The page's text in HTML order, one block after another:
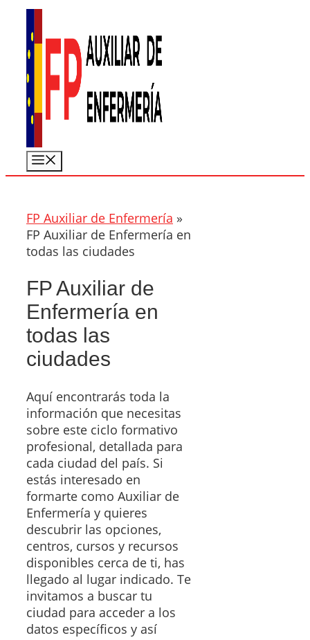
Saltar
contenido
FP Auxiliar de Enfermería »
FP Auxiliar de Enfermería en
todas las ciudades
FP Auxiliar de
Enfermería en
todas las
ciudades
Aquí encontrarás toda la
información que necesitas
sobre este ciclo formativo
profesional, detallada para
cada ciudad del país. Si
estás interesado en
formarte como Auxiliar de
Enfermería y quieres
descubrir las opciones,
centros, cursos y recursos
disponibles cerca de ti, has
llegado al lugar indicado. Te
invitamos a buscar tu
ciudad para acceder a los
datos específicos y así